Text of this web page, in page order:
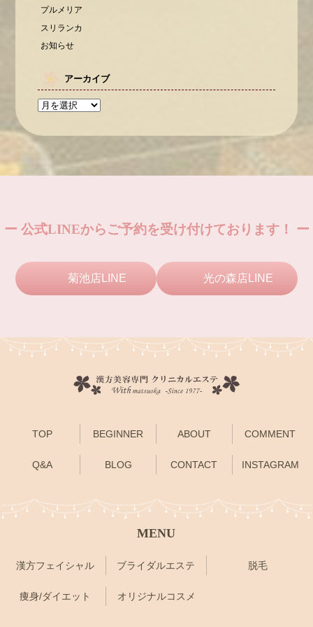
プルメリア
スリランカ
お知らせ
アーカイブ
ー 公式LINEからご予約を受け付けております！ ー
菊池店LINE 光の森店LINE
TOP BEGINNER ABOUT COMMENT
Q&A BLOG CONTACT INSTAGRAM
MENU
漢方フェイシャル ブライダルエステ 脱毛
痩身/ダイエット オリジナルコスメ